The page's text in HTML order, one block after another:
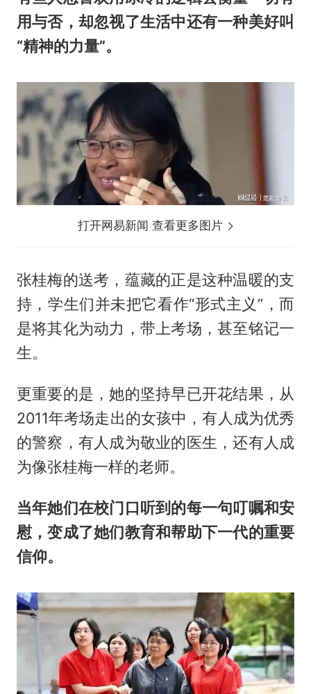
用与否，却忽视了生活中还有一种美好叫
“精神的力量”。
打开网易新闻 查看更多图片
张桂梅的送考，蕴藏的正是这种温暖的支
持，学生们并未把它看作“形式主义”，而
是将其化为动力，带上考场，甚至铭记一
生。
更重要的是，她的坚持早已开花结果，从
2011年考场走出的女孩中，有人成为优秀
的警察，有人成为敬业的医生，还有人成
为像张桂梅一样的老师。
当年她们在校门口听到的每一句叮嘱和安
慰，变成了她们教育和帮助下一代的重要
信仰。